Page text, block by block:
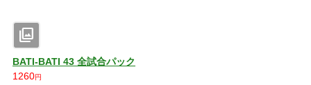
photo_library
BATI-BATI 43 全試合パック
1260円